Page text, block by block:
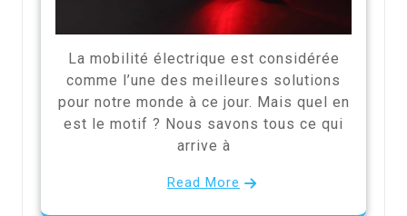
La mobilité électrique est considérée
comme l’une des meilleures solutions
pour notre monde à ce jour. Mais quel en
est le motif ? Nous savons tous ce qui
arrive à
Read More